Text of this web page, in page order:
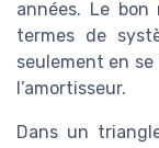
années. Le
termes de
seulement en
l’amortisseur.
Dans un